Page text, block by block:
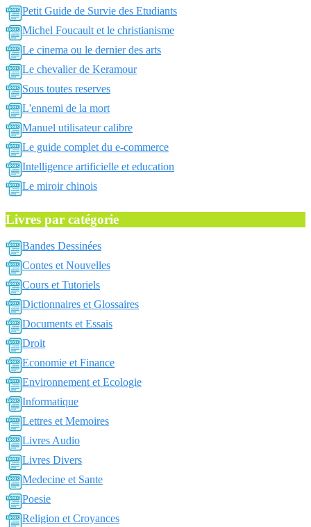
Petit Guide de Survie des Etudiants
Michel Foucault et le christianisme
Le cinema ou le dernier des arts
Le chevalier de Keramour
Sous toutes reserves
L'ennemi de la mort
Manuel utilisateur calibre
Le guide complet du e-commerce
Intelligence artificielle et education
Le miroir chinois
Livres par catégorie
Bandes Dessinées
Contes et Nouvelles
Cours et Tutoriels
Dictionnaires et Glossaires
Documents et Essais
Droit
Economie et Finance
Environnement et Ecologie
Informatique
Lettres et Memoires
Livres Audio
Livres Divers
Medecine et Sante
Poesie
Religion et Croyances